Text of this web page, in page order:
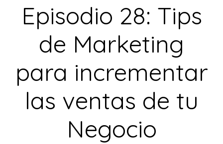
Episodio 28: Tips
de Marketing
para incrementar
las ventas de tu
Negocio